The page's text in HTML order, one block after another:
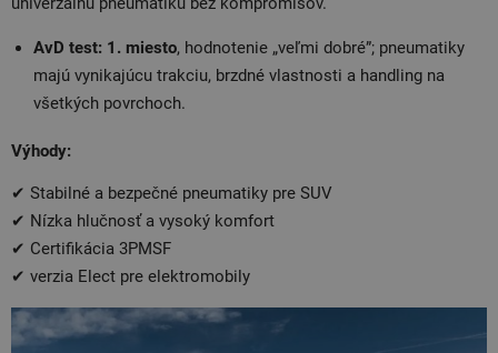
AvD test: 1. miesto, hodnotenie „veľmi dobré”; pneumatiky
majú vynikajúcu trakciu, brzdné vlastnosti a handling na
všetkých povrchoch.
Výhody:
✔ Stabilné a bezpečné pneumatiky pre SUV
✔ Nízka hlučnosť a vysoký komfort
✔ Certifikácia 3PMSF
✔ verzia Elect pre elektromobily